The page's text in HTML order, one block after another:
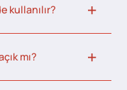
kullanılır?
mı?